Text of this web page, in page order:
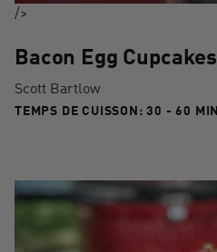
/>
Bacon Egg Cupcakes
Scott Bartlow
TEMPS DE CUISSON:30 - 60 MIN